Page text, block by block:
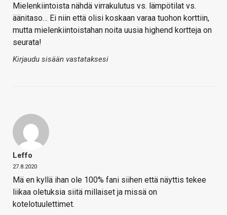
Mielenkiintoista nähdä virrakulutus vs. lämpötilat vs.
äänitaso… Ei niin että olisi koskaan varaa tuohon korttiin,
mutta mielenkiintoistahan noita uusia highend kortteja on
seurata!
Kirjaudu sisään vastataksesi
Leffo
27.8.2020
Mä en kyllä ihan ole 100% fani siihen että näyttis tekee
liikaa oletuksia siitä millaiset ja missä on
kotelotuulettimet.